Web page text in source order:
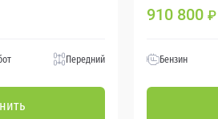
Передний
910 800 ₽
Бензин